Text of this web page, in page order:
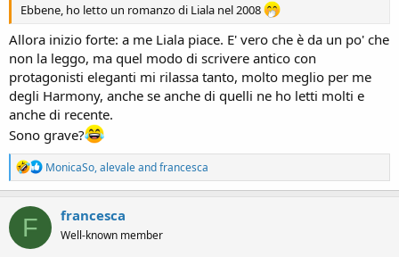
c
u
s
s
i
o
n
o
Ebbene, ho letto un romanzo di Liala nel 2008
Allora inizio forte: a me Liala piace. E' vero che è da un po' che
non la leggo, ma quel modo di scrivere antico con
protagonisti eleganti mi rilassa tanto, molto meglio per me
degli Harmony, anche se anche di quelli ne ho letti molti e
anche di recente.
Sono grave?
R
e
a
c
MonicaSo,alevaleandfrancesca
F francesca
Well-known member